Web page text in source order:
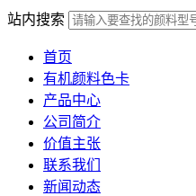
站内搜索
首页
有机颜料色卡
产品中心
公司简介
价值主张
联系我们
新闻动态